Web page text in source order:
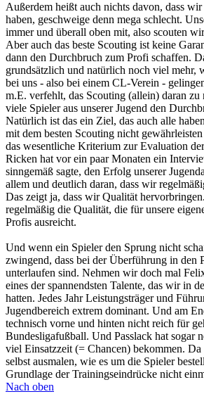
Außerdem heißt auch nichts davon, dass wir
haben, geschweige denn mega schlecht.
immer und überall oben mit, also scouten
Aber auch das beste Scouting ist keine
dann den Durchbruch zum Profi schaffen.
grundsätzlich und natürlich noch viel mehr,
bei uns - also bei einem CL-Verein -
m.E. verfehlt, das Scouting (allein) daran zu
viele Spieler aus unserer Jugend den
Natürlich ist das ein Ziel, das auch alle
mit dem besten Scouting nicht
das wesentliche Kriterium zur Evaluation
Ricken hat vor ein paar Monaten ein
sinngemäß sagte, den Erfolg unserer
allem und deutlich daran, dass wir
Das zeigt ja, dass wir Qualität
regelmäßig die Qualität, die für unsere
Profis ausreicht.
Und wenn ein Spieler den Sprung nicht
zwingend, dass bei der Überführung in den
unterlaufen sind. Nehmen wir doch mal
eines der spannendsten Talente, das wir in
hatten. Jedes Jahr Leistungsträger und
Jugendbereich extrem dominant. Und am
technisch vorne und hinten nicht reich für
Bundesligafußball. Und Passlack hat sogar
viel Einsatzzeit (= Chancen) bekommen.
selbst ausmalen, wie es um die Spieler
Grundlage der Trainingseindrücke nicht
Nach oben